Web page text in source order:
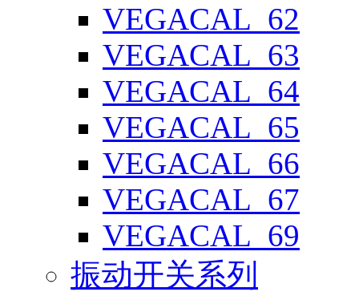
VEGACAL_62
VEGACAL_63
VEGACAL_64
VEGACAL_65
VEGACAL_66
VEGACAL_67
VEGACAL_69
振动开关系列